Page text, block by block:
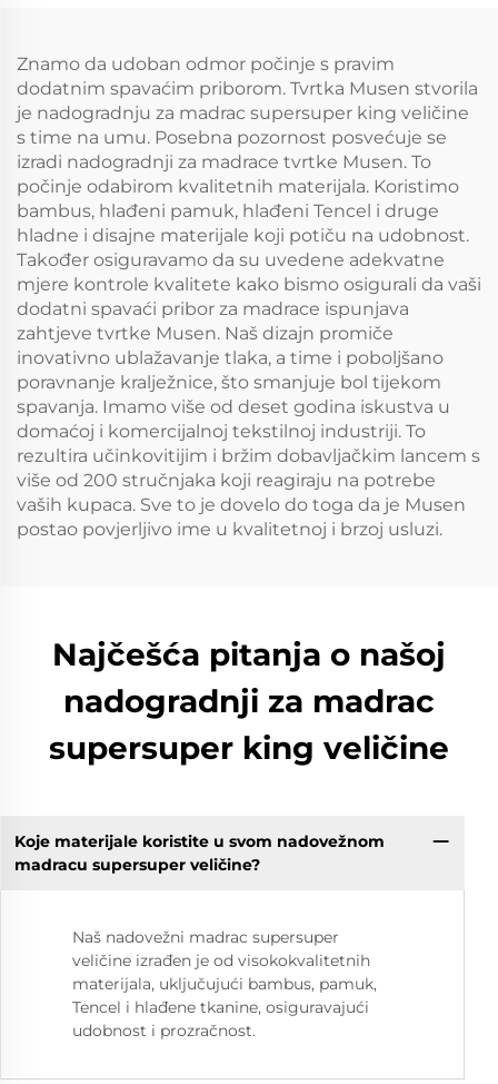
se može prati u perilici
rublja (tamno sivi)
se može prati u perilici
rublja
Znamo da udoban odmor počinje s pravim
dodatnim spavaćim priborom. Tvrtka Musen stvorila
je nadogradnju za madrac supersuper king veličine
s time na umu. Posebna pozornost posvećuje se
izradi nadogradnji za madrace tvrtke Musen. To
počinje odabirom kvalitetnih materijala. Koristimo
bambus, hlađeni pamuk, hlađeni Tencel i druge
hladne i disajne materijale koji potiču na udobnost.
Također osiguravamo da su uvedene adekvatne
mjere kontrole kvalitete kako bismo osigurali da vaši
dodatni spavaći pribor za madrace ispunjava
zahtjeve tvrtke Musen. Naš dizajn promiče
inovativno ublažavanje tlaka, a time i poboljšano
poravnanje kralježnice, što smanjuje bol tijekom
spavanja. Imamo više od deset godina iskustva u
domaćoj i komercijalnoj tekstilnoj industriji. To
rezultira učinkovitijim i bržim dobavljačkim lancem s
više od 200 stručnjaka koji reagiraju na potrebe
vaših kupaca. Sve to je dovelo do toga da je Musen
postao povjerljivo ime u kvalitetnoj i brzoj usluzi.
Najčešća pitanja o našoj
nadogradnji za madrac
supersuper king veličine
Koje materijale koristite u svom nadovežnom
madracu supersuper veličine?
Naš nadovežni madrac supersuper
veličine izrađen je od visokokvalitetnih
materijala, uključujući bambus, pamuk,
Tencel i hlađene tkanine, osiguravajući
udobnost i prozračnost.